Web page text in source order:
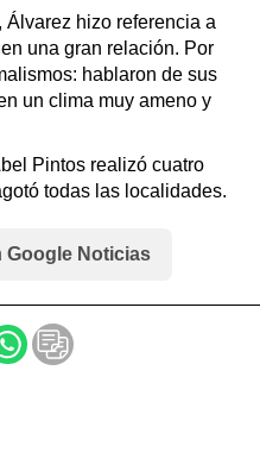
hizo referencia a
una gran relación. Por
hablaron de sus
un clima muy ameno y
Pintos realizó cuatro
todas las localidades.
Google Noticias